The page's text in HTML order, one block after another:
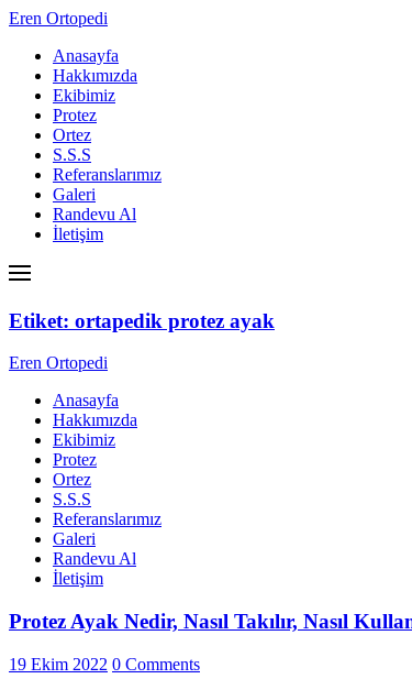
Eren Ortopedi
Anasayfa
Hakkımızda
Ekibimiz
Protez
Ortez
S.S.S
Referanslarımız
Galeri
Randevu Al
İletişim
Etiket: ortapedik protez ayak
Eren Ortopedi
Anasayfa
Hakkımızda
Ekibimiz
Protez
Ortez
S.S.S
Referanslarımız
Galeri
Randevu Al
İletişim
Protez Ayak Nedir, Nasıl Takılır, Nasıl
19 Ekim 2022 0 Comments